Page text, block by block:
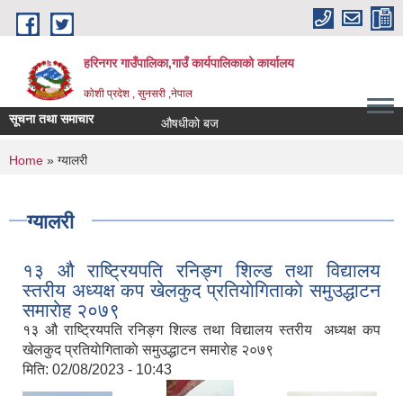
Skip to main content
हरिनगर गाउँपालिका,गाउँ कार्यपालिकाको कार्यालय
कोशी प्रदेश , सुनसरी ,नेपाल
सूचना तथा समाचार औषधीको बजार रेट पेश गर्ने सूचना
You are here
Home » ग्यालरी
ग्यालरी
१३ औ राष्ट्रियपति रनिङ्ग शिल्ड तथा विद्यालय
स्तरीय अध्यक्ष कप खेलकुद प्रतियाेगिताकाे समुउद्धाटन
समाराेह २०७९
१३ औ राष्ट्रियपति रनिङ्ग शिल्ड तथा विद्यालय स्तरीय अध्यक्ष कप
खेलकुद प्रतियाेगिताकाे समुउद्धाटन समाराेह २०७९
मिति: 02/08/2023 - 10:43